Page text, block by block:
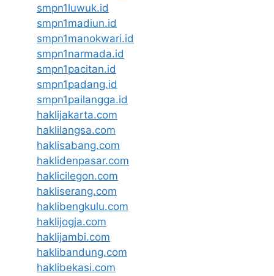
smpn1luwuk.id
smpn1madiun.id
smpn1manokwari.id
smpn1narmada.id
smpn1pacitan.id
smpn1padang.id
smpn1pailangga.id
haklijakarta.com
haklilangsa.com
haklisabang.com
haklidenpasar.com
haklicilegon.com
hakliserang.com
haklibengkulu.com
haklijogja.com
haklijambi.com
haklibandung.com
haklibekasi.com